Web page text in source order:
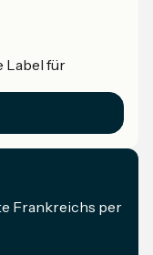
Label für
Frankreichs per